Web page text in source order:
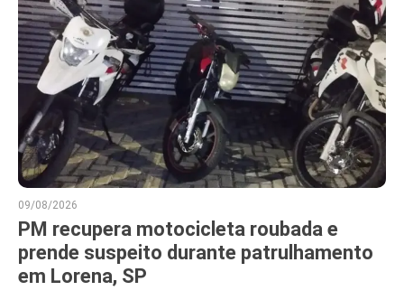
09/08/2026
PM recupera motocicleta roubada e
prende suspeito durante patrulhamento
em Lorena, SP